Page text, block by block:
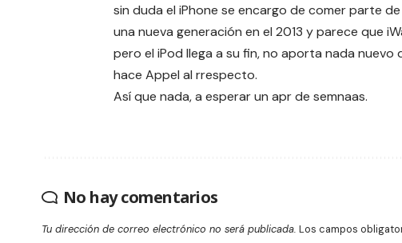
sin duda el iPhone se encargo de comer parte
una nueva generación en el 2013 y parece que
pero el iPod llega a su fin, no aporta nada
hace Appel al rrespecto.
Así que nada, a esperar un apr de semnaas.
No hay comentarios
Tu dirección de correo electrónico no será publicada. Los campos